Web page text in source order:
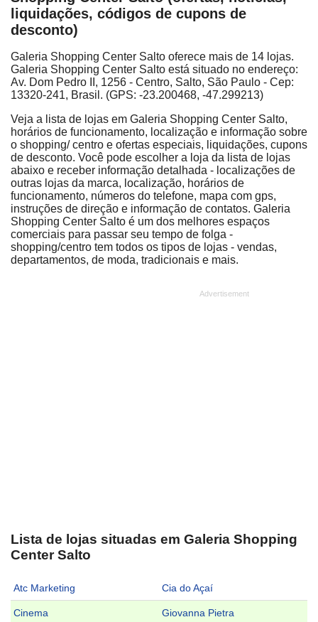
liquidações, códigos de cupons de
desconto)
Galeria Shopping Center Salto oferece mais de 14 lojas.
Galeria Shopping Center Salto está situado no endereço:
Av. Dom Pedro II, 1256 - Centro, Salto, São Paulo - Cep:
13320-241, Brasil. (GPS: -23.200468, -47.299213)
Veja a lista de lojas em Galeria Shopping Center Salto,
horários de funcionamento, localização e informação sobre
o shopping/ centro e ofertas especiais, liquidações, cupons
de desconto. Você pode escolher a loja da lista de lojas
abaixo e receber informação detalhada - localizações de
outras lojas da marca, localização, horários de
funcionamento, números do telefone, mapa com gps,
instruções de direção e informação de contatos. Galeria
Shopping Center Salto é um dos melhores espaços
comerciais para passar seu tempo de folga -
shopping/centro tem todos os tipos de lojas - vendas,
departamentos, de moda, tradicionais e mais.
Lista de lojas situadas em Galeria Shopping
Center Salto
Atc Marketing Cia do Açaí
Cinema Giovanna Pietra